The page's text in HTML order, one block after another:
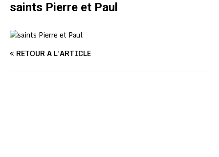
saints Pierre et Paul
RETOUR À L'ARTICLE